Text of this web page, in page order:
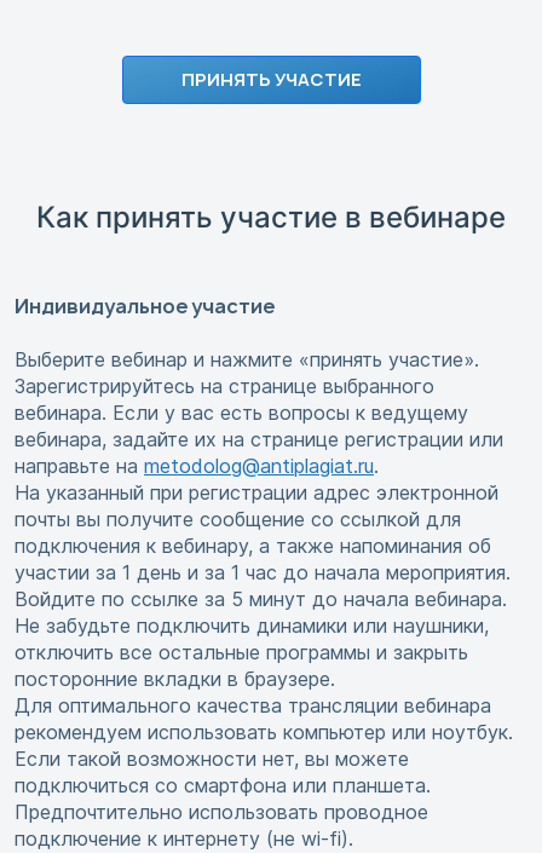
ПРИНЯТЬ УЧАСТИЕ
Как принять участие в вебинаре
Индивидуальное участие
Выберите вебинар и нажмите «принять участие».
Зарегистрируйтесь на странице выбранного
вебинара. Если у вас есть вопросы к ведущему
вебинара, задайте их на странице регистрации или
направьте на metodolog@antiplagiat.ru.
На указанный при регистрации адрес электронной
почты вы получите сообщение со ссылкой для
подключения к вебинару, а также напоминания об
участии за 1 день и за 1 час до начала мероприятия.
Войдите по ссылке за 5 минут до начала вебинара.
Не забудьте подключить динамики или наушники,
отключить все остальные программы и закрыть
посторонние вкладки в браузере.
Для оптимального качества трансляции вебинара
рекомендуем использовать компьютер или ноутбук.
Если такой возможности нет, вы можете
подключиться со смартфона или планшета.
Предпочтительно использовать проводное
подключение к интернету (не wi-fi).